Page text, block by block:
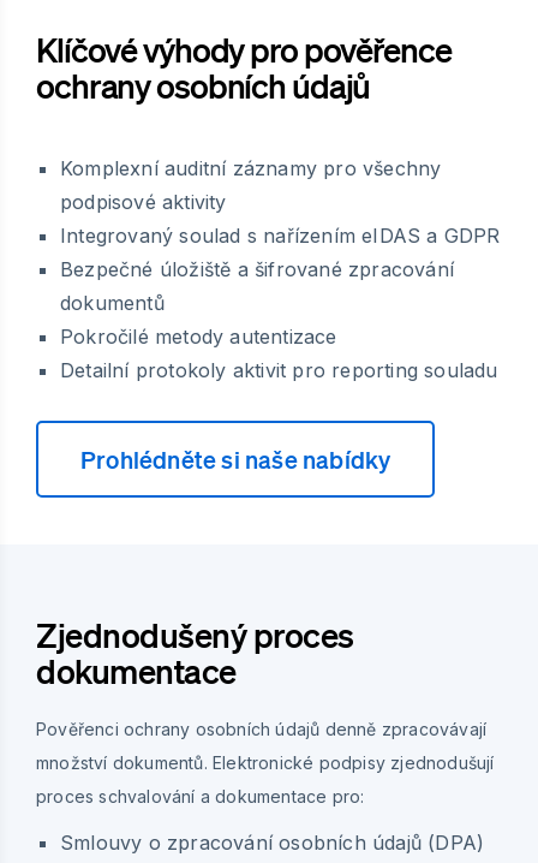
Klíčové výhody pro pověřence
ochrany osobních údajů
Komplexní auditní záznamy pro všechny
podpisové aktivity
Integrovaný soulad s nařízením eIDAS a GDPR
Bezpečné úložiště a šifrované zpracování
dokumentů
Pokročilé metody autentizace
Detailní protokoly aktivit pro reporting souladu
Prohlédněte si naše nabídky
Zjednodušený proces
dokumentace
Pověřenci ochrany osobních údajů denně zpracovávají
množství dokumentů. Elektronické podpisy zjednodušují
proces schvalování a dokumentace pro:
Smlouvy o zpracování osobních údajů (DPA)